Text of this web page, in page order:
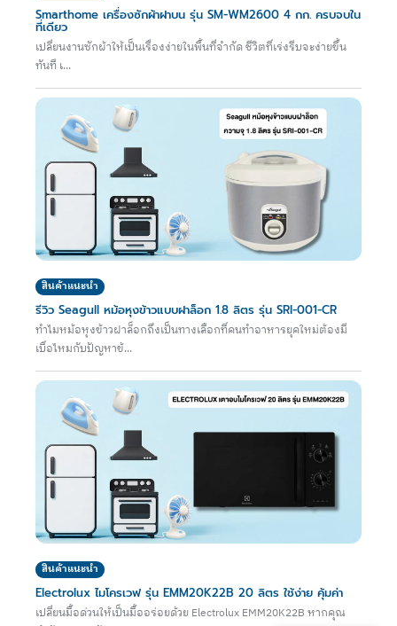
Smarthome เครื่องซักผ้าฝาบน รุ่น SM-WM2600 4 กก. ครบจบใน
ที่เดียว
เปลี่ยนงานซักผ้าให้เป็นเรื่องง่ายในพื้นที่จำกัด ชีวิตที่เร่งรีบจะง่ายขึ้น
ทันที เ...
สินค้าแนะนำ
รีวิว Seagull หม้อหุงข้าวแบบฝาล็อก 1.8 ลิตร รุ่น SRI-001-CR
ทำไมหม้อหุงข้าวฝาล็อกถึงเป็นทางเลือกที่คนทำอาหารยุคใหม่ต้องมี
เบื่อไหมกับปัญหาข้...
สินค้าแนะนำ
Electrolux ไมโครเวฟ รุ่น EMM20K22B 20 ลิตร ใช้ง่าย คุ้มค่า
เปลี่ยนมื้อด่วนให้เป็นมื้ออร่อยด้วย Electrolux EMM20K22B หากคุณ